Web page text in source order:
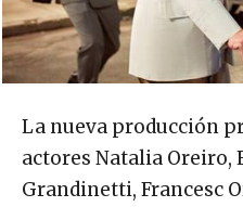
La nueva producción
actores Natalia Oreiro,
Grandinetti, Francesc